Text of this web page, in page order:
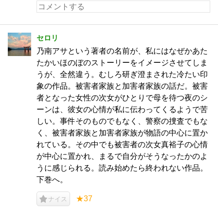
セロリ
乃南アサという著者の名前が、私にはなぜかあた
たかいほのぼのストーリーをイメージさせてしま
うが、全然違う。むしろ研ぎ澄まされた冷たい印
象の作品。被害者家族と加害者家族の話だ。被害
者となった女性の次女がひとりで母を待つ夜のシ
ーンは、彼女の心情が私に伝わってくるようで苦
しい。事件そのものでもなく、警察の捜査でもな
く、被害者家族と加害者家族が物語の中心に置か
れている。その中でも被害者の次女真裕子の心情
が中心に置かれ、まるで自分がそうなったかのよ
うに感じられる。読み始めたら終われない作品。
下巻へ。
ナイス ★37